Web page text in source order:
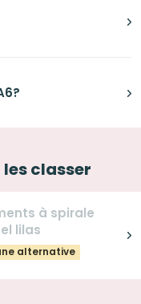
les classer
à spirale
lilas
alternative